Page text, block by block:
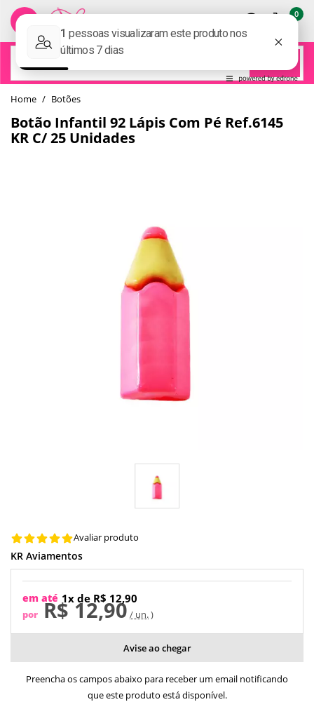
0
home Botões
Botão Infantil 92 Lápis Com Pé Ref.6145
KR C/ 25 Unidades
Avaliar produto
KR Aviamentos
por R$ 12,90/ un.
em até 1x de R$ 12,90
Avise ao chegar
Preencha os campos abaixo para receber um email notificando
que este produto está disponível.